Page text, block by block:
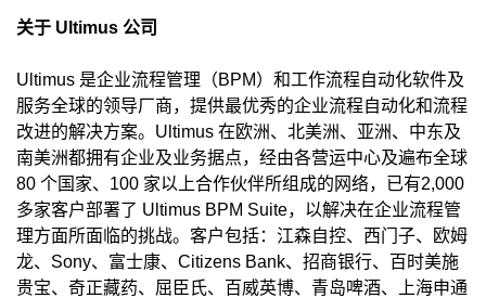
关于 Ultimus 公司
Ultimus 是企业流程管理（BPM）和工作流程自动化软件及
服务全球的领导厂商，提供最优秀的企业流程自动化和流程
改进的解决方案。Ultimus 在欧洲、北美洲、亚洲、中东及
南美洲都拥有企业及业务据点，经由各营运中心及遍布全球
80 个国家、100 家以上合作伙伴所组成的网络，已有2,000
多家客户部署了 Ultimus BPM Suite，以解决在企业流程管
理方面所面临的挑战。客户包括：江森自控、西门子、欧姆
龙、Sony、富士康、Citizens Bank、招商银行、百时美施
贵宝、奇正藏药、屈臣氏、百威英博、青岛啤酒、上海申通